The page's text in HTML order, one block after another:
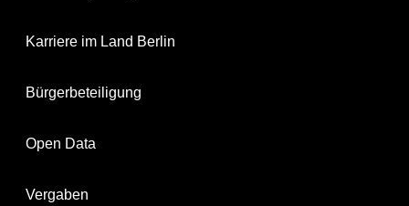
Karriere im Land Berlin
Bürgerbeteiligung
Open Data
Vergaben